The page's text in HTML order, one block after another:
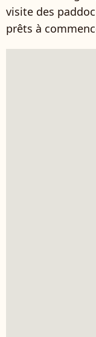
visite des
prêts à